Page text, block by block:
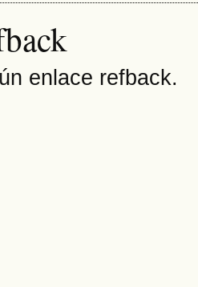
enlace refback.